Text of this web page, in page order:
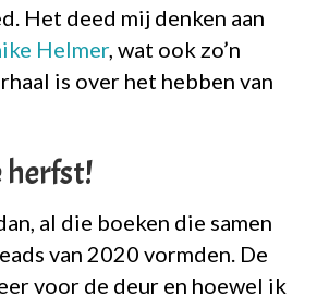
Het deed mij denken aan
Helmer, wat ook zo’n
is over het hebben van
herfst!
al die boeken die samen
van 2020 vormden. De
voor de deur en hoewel ik